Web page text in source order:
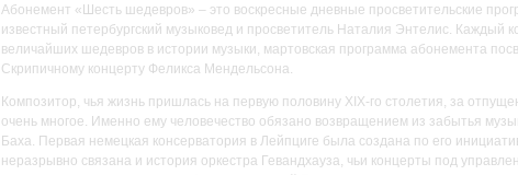
Абонемент «Шесть шедевров» – это воскресные дневные просветительские
известный петербургский музыковед и просветитель Наталия Энтелис. Каждый
величайших шедевров в истории музыки, мартовская программа абонемента
Скрипичному концерту Феликса Мендельсона.
Композитор, чья жизнь пришлась на первую половину XIX-го столетия, за
очень многое. Именно ему человечество обязано возвращением из забытья
Баха. Первая немецкая консерватория в Лейпциге была создана по его
неразрывно связана и история оркестра Гевандхауза, чьи концерты под